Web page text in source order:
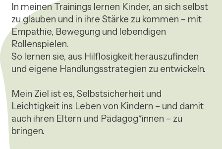
In meinen Trainings lernen Kinder, an sich selbst
zu glauben und in ihre Stärke zu kommen – mit
Empathie, Bewegung und lebendigen
Rollenspielen.
So lernen sie, aus Hilflosigkeit herauszufinden
und eigene Handlungsstrategien zu entwickeln.
Mein Ziel ist es, Selbstsicherheit und
Leichtigkeit ins Leben von Kindern – und damit
auch ihren Eltern und Pädagog*innen – zu
bringen.